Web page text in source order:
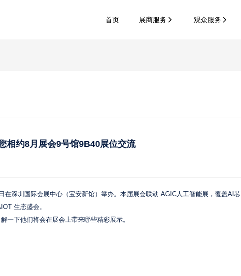
首页 展商服务 观众服务
相约8月展会9号馆9B40展位交流
在深圳国际会展中心（宝安新馆）举办。本届展会联动 AGIC人工智能展，覆盖AI芯
生态盛会。
一下他们将会在展会上带来哪些精彩展示。